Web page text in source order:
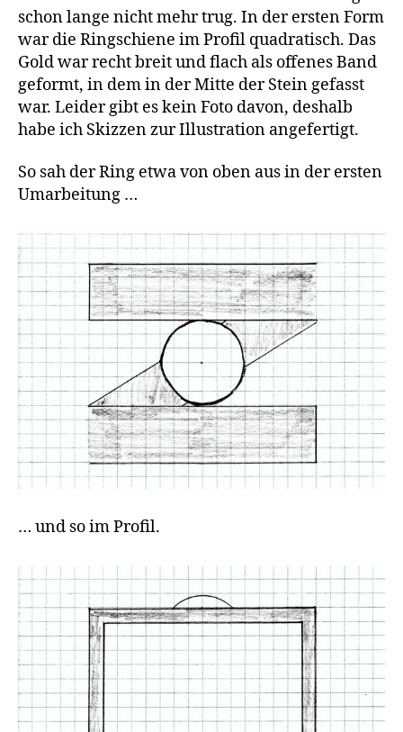
schon lange nicht mehr trug. In der ersten Form
war die Ringschiene im Profil quadratisch. Das
Gold war recht breit und flach als offenes Band
geformt, in dem in der Mitte der Stein gefasst
war. Leider gibt es kein Foto davon, deshalb
habe ich Skizzen zur Illustration angefertigt.
So sah der Ring etwa von oben aus in der ersten
Umarbeitung …
… und so im Profil.